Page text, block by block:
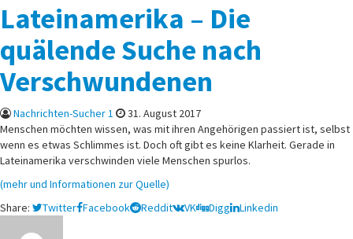
Lateinamerika – Die
quälende Suche nach
Verschwundenen
Nachrichten-Sucher 1
31. August 2017
Menschen möchten wissen, was mit ihren Angehörigen passiert ist, selbst
wenn es etwas Schlimmes ist. Doch oft gibt es keine Klarheit. Gerade in
Lateinamerika verschwinden viele Menschen spurlos.
(mehr und Informationen zur Quelle)
Share:
Twitter Facebook Reddit VK Digg Linkedin